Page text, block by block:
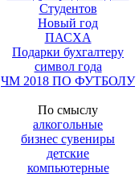
Студентов
Новый год
ПАСХА
Подарки бухгалтеру
символ года
ЧМ 2018 ПО ФУТБОЛУ
По смыслу
алкогольные
бизнес сувениры
детские
компьютерные